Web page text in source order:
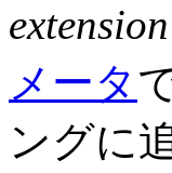
extension
メータ
ングに